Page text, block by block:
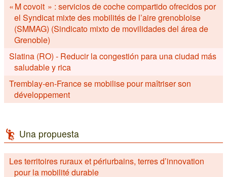
« M covoit » : servicios de coche compartido ofrecidos por
el Syndicat mixte des mobilités de l’aire grenobloise
(SMMAG) (Sindicato mixto de movilidades del área de
Grenoble)
Slatina (RO) - Reducir la congestión para una ciudad más
saludable y rica
Tremblay-en-France se mobilise pour maîtriser son
développement
Una propuesta
Les territoires ruraux et périurbains, terres d’innovation
pour la mobilité durable